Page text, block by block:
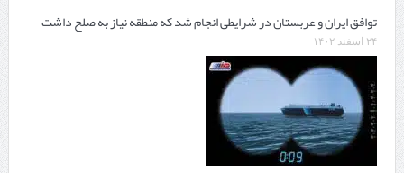
توافق ایران و عربستان در شرایطی انجام شد که منطقه نیاز به صلح داشت
۲۴ اسفند ۱۴۰۲